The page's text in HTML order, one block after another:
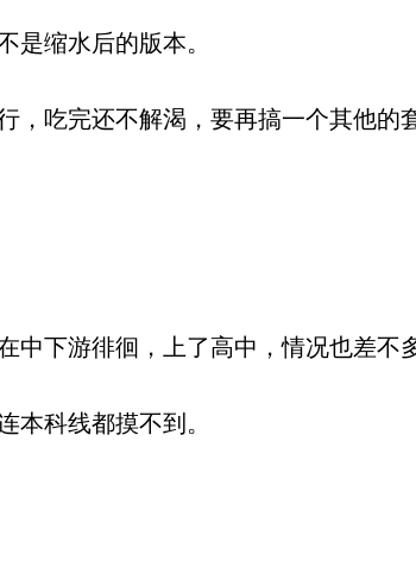
缩水后的版本。
吃完还不解渴，要再搞一个其他的
下游徘徊，上了高中，情况也差不多
科线都摸不到。